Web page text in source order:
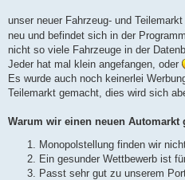
a
unser neuer Fahrzeug- und Teilemarkt
neu und befindet sich in der
nicht so viele Fahrzeuge in der
Jeder hat mal klein angefangen, oder
Es wurde auch noch keinerlei
Teilemarkt gemacht, dies wird sich
Warum wir einen neuen Automarkt
Monopolstellung finden wir
Ein gesunder Wettbewerb ist
Passt sehr gut zu unserem